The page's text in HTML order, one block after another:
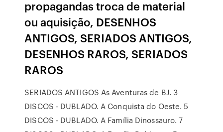
propagandas troca de material
ou aquisição, DESENHOS
ANTIGOS, SERIADOS ANTIGOS,
DESENHOS RAROS, SERIADOS
RAROS
SERIADOS ANTIGOS As Aventuras de BJ. 3
DISCOS - DUBLADO. A Conquista do Oeste. 5
DISCOS - DUBLADO. A Família Dinossauro. 7